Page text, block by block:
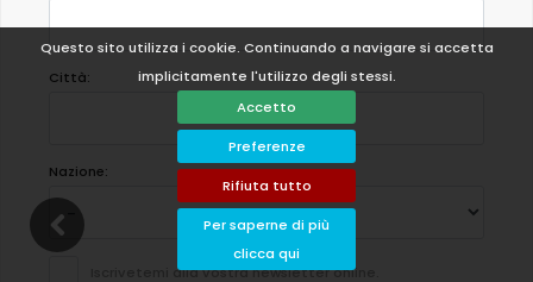
Questo sito utilizza i cookie. Continuando a navigare si accetta
implicitamente l'utilizzo degli stessi.
Accetto
Preferenze
Rifiuta tutto
Per saperne di più
clicca qui
Città:
Nazione:
Iscrivetemi alla vostra newsletter online.